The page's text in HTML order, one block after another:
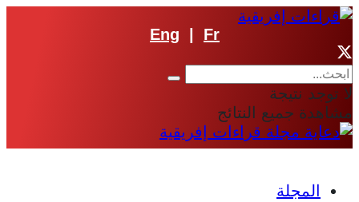
Eng Fr
لا توجد نتيجة
مشاهدة جميع النتائج
المجلة